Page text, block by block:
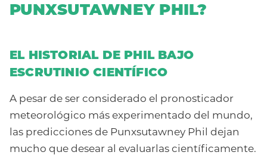
PUNXSUTAWNEY PHIL?
EL HISTORIAL DE PHIL BAJO
ESCRUTINIO CIENTÍFICO
A pesar de ser considerado el pronosticador
meteorológico más experimentado del mundo,
las predicciones de Punxsutawney Phil dejan
mucho que desear al evaluarlas científicamente.